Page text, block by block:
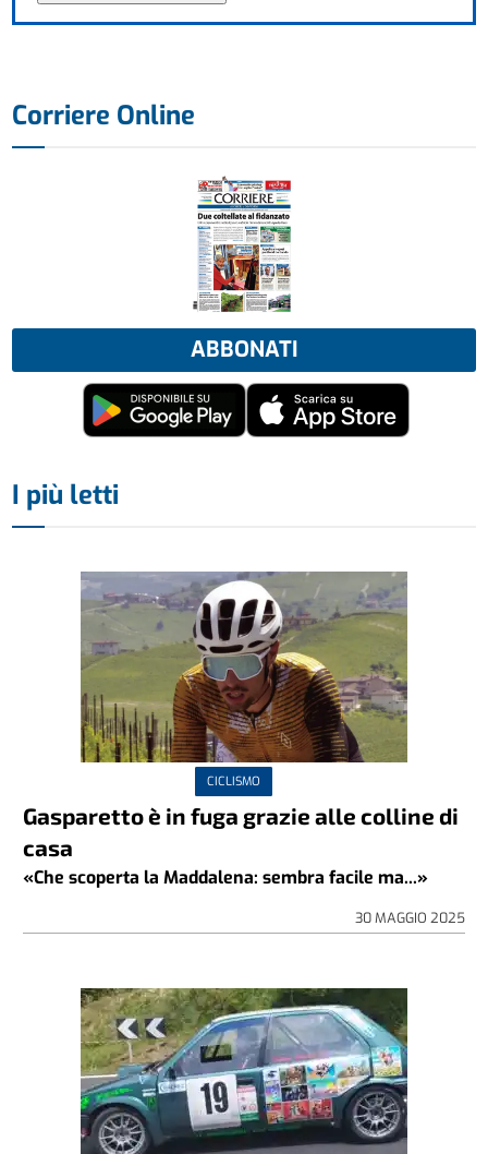
Corriere Online
ABBONATI
I più letti
CICLISMO
Gasparetto è in fuga grazie alle colline di
casa
«Che scoperta la Maddalena: sembra facile ma...»
30 MAGGIO 2025